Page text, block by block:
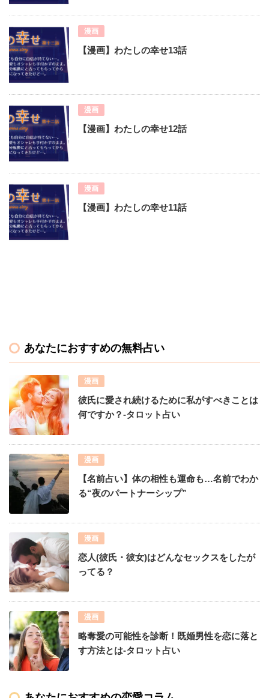
漫画
【漫画】わたしの幸せ13話
漫画
【漫画】わたしの幸せ12話
漫画
【漫画】わたしの幸せ11話
あなたにおすすめの無料占い
漫画
彼氏に愛され続けるために私がすべきことは
何ですか？-タロット占い
漫画
【名前占い】体の相性も運命も…名前でわか
る“夜のパートナーシップ”
漫画
恋人(彼氏・彼女)はどんなセックスをしたが
ってる？
漫画
略奪愛の可能性を診断！既婚男性を恋に落と
す方法とは-タロット占い